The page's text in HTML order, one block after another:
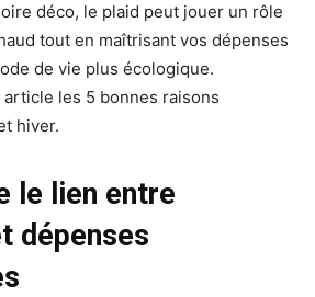
déco, le plaid peut jouer un rôle
tout en maîtrisant vos dépenses
de vie plus écologique.
les 5 bonnes raisons
hiver.
le lien entre
dépenses